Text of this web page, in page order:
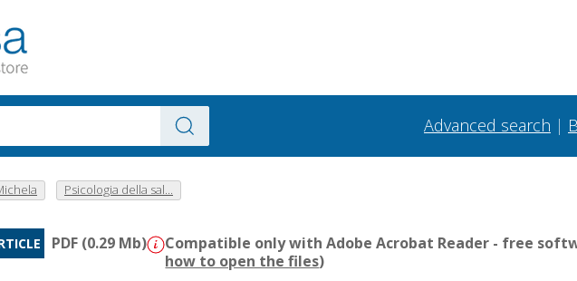
Advanced search |
Psicologia della sal...
PDF (0.29 Mb) Compatible only with Adobe Acrobat Reader - free
how to open the files)